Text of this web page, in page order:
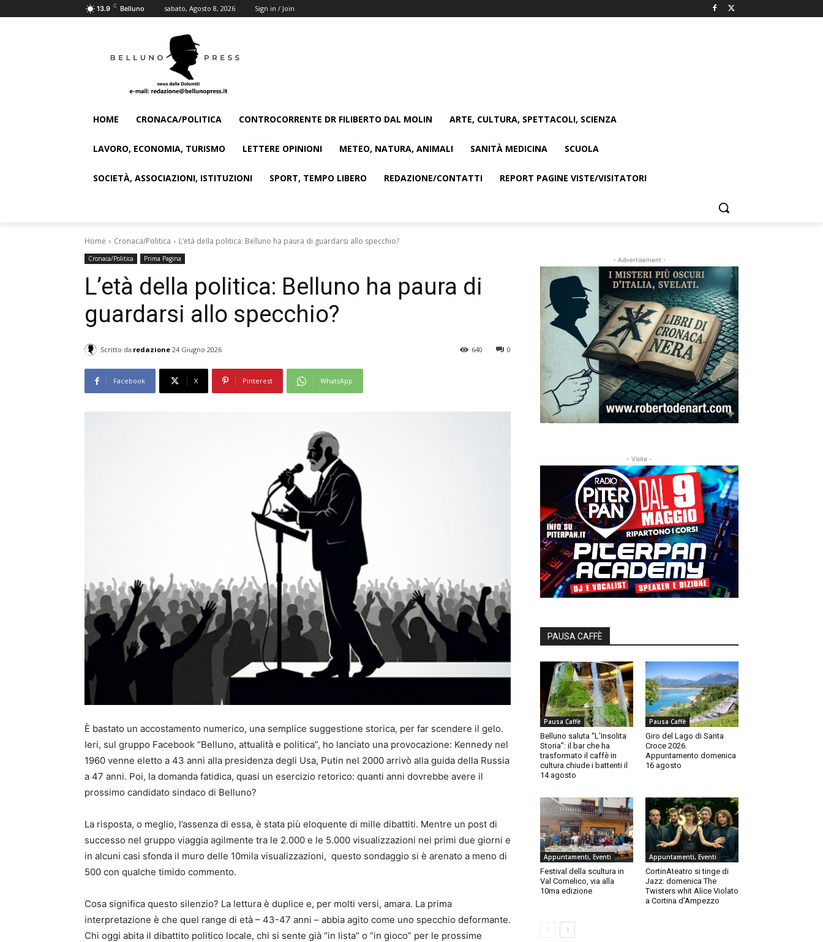
13.9 C Belluno sabato, Agosto 8, 2026 Sign in / Join
HOME CRONACA/POLITICA CONTROCORRENTE DR FILIBERTO DAL MOLIN ARTE, CULTURA, SPETTACOLI, SCIENZA
LAVORO, ECONOMIA, TURISMO LETTERE OPINIONI METEO, NATURA, ANIMALI SANITÀ MEDICINA SCUOLA
SOCIETÀ, ASSOCIAZIONI, ISTITUZIONI SPORT, TEMPO LIBERO REDAZIONE/CONTATTI REPORT PAGINE VISTE/VISITATORI
Home Cronaca/Politica L’età della politica: Belluno ha paura di guardarsi allo specchio?
Cronaca/Politica Prima Pagina
L’età della politica: Belluno ha paura di
guardarsi allo specchio?
Scritto da redazione 24 Giugno 2026 0
640
Facebook X Pinterest WhatsApp
È bastato un accostamento numerico, una semplice suggestione storica, per far scendere il gelo.
Ieri, sul gruppo Facebook “Belluno, attualità e politica”, ho lanciato una provocazione: Kennedy nel
1960 venne eletto a 43 anni alla presidenza degli Usa, Putin nel 2000 arrivò alla guida della Russia
a 47 anni. Poi, la domanda fatidica, quasi un esercizio retorico: quanti anni dovrebbe avere il
prossimo candidato sindaco di Belluno?
La risposta, o meglio, l’assenza di essa, è stata più eloquente di mille dibattiti. Mentre un post di
successo nel gruppo viaggia agilmente tra le 2.000 e le 5.000 visualizzazioni nei primi due giorni e
in alcuni casi sfonda il muro delle 10mila visualizzazioni, questo sondaggio si è arenato a meno di
500 con qualche timido commento.
Cosa significa questo silenzio? La lettura è duplice e, per molti versi, amara. La prima
interpretazione è che quel range di età – 43-47 anni – abbia agito come uno specchio deformante.
Chi oggi abita il dibattito politico locale, chi si sente già “in lista” o “in gioco” per le prossime
- Advertisement -
- Visite -
PAUSA CAFFÈ
Pausa Caffè
Belluno saluta “L’Insolita
Storia”: il bar che ha
trasformato il caffè in
cultura chiude i battenti il
14 agosto
Pausa Caffè
Giro del Lago di Santa
Croce 2026.
Appuntamento domenica
16 agosto
Appuntamenti, Eventi
Festival della scultura in
Val Comelico, via alla
10ma edizione
Appuntamenti, Eventi
CortinAteatro si tinge di
Jazz: domenica The
Twisters whit Alice Violato
a Cortina d’Ampezzo